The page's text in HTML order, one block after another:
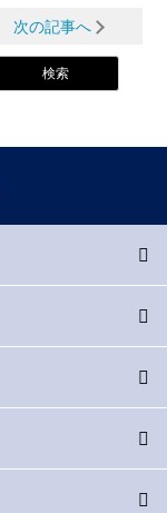
次の記事へ